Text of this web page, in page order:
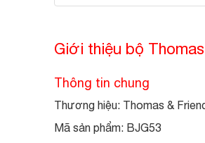
Giới thiệu bộ
Thông tin chung
Thương hiệu: Thomas &
Mã sản phẩm: BJG53